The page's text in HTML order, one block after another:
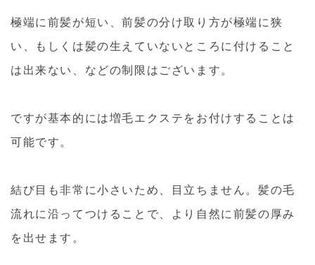
極端に前髪が短い、前髪の分け取り方が極端に狭
い、もしくは髪の生えていないところに付けること
は出来ない、などの制限はございます。
ですが基本的には増毛エクステをお付けすることは
可能です。
結び目も非常に小さいため、目立ちません。髪の毛
流れに沿ってつけることで、より自然に前髪の厚み
を出せます。